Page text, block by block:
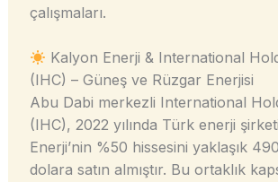
çalışmaları.
Kalyon Enerji & International
(IHC) – Güneş ve Rüzgar Enerjisi
Abu Dabi merkezli International
(IHC), 2022 yılında Türk enerji
Enerji’nin %50 hissesini yaklaşık
dolara satın almıştır. Bu ortaklık